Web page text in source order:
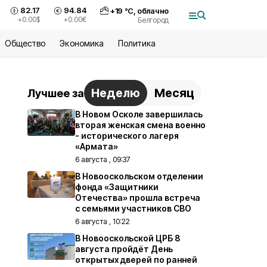
82.17
+0.00$
94.84
+0.00€
+19 °С, облачно
Белгород
Общество Экономика Политика
Лучшее за Неделю Месяц
В Новом Осколе завершилась
вторая женская смена военно
- исторического лагеря
«Армата»
6 августа , 09:37
В Новооскольском отделении
фонда «Защитники
Отечества» прошла встреча
с семьями участников СВО
6 августа , 10:22
В Новооскольской ЦРБ 8
августа пройдёт День
открытых дверей по ранней